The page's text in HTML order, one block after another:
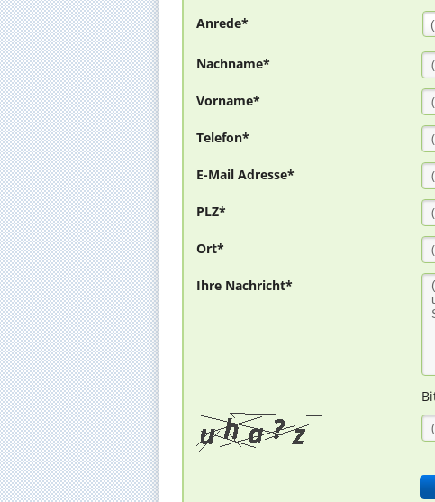
Anrede*
Nachname*
Vorname*
Telefon*
E-Mail Adresse*
PLZ*
Ort*
Ihre Nachricht*